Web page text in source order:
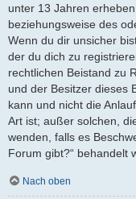
unter 13 Jahren
beziehungsweise des
Wenn du dir unsicher
der du dich zu
rechtlichen Beistand zu
und der Besitzer dieses
kann und nicht die
Art ist; außer solchen,
wenden, falls es
Forum gibt?“ behandelt
Nach oben